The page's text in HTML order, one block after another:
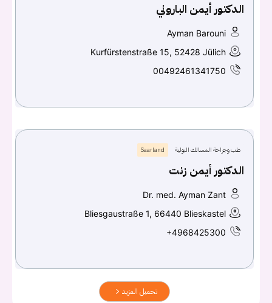
الدكتور أيمن الباروني
Ayman Barouni
Kurfürstenstraße 15, 52428 Jülich
00492461341750
طب وجراحة المسالك البولية Saarland
الدكتور أيمن زنت
Dr. med. Ayman Zant
Bliesgaustraße 1, 66440 Blieskastel
+4968425300
تحميل المزيد